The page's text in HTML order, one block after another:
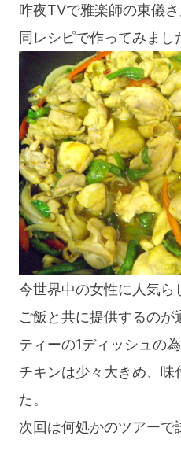
昨夜TVで雅楽師の東儀
同レシピで作ってみまし
今世界中の女性に人気ら
ご飯と共に提供するの
ティーの1ディッシュの為
チキンは少々大きめ、味
た。
次回は何処かのツアーで